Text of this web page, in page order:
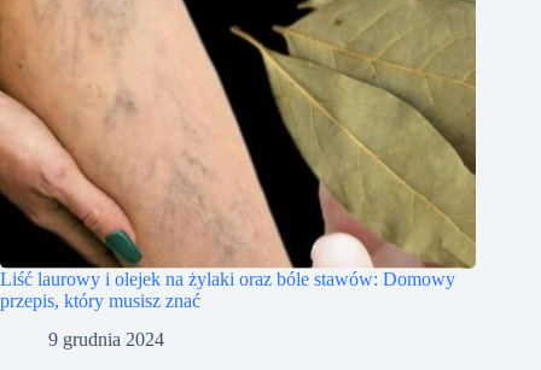
Liść laurowy i olejek na żylaki oraz bóle stawów: Domowy
przepis, który musisz znać
9 grudnia 2024